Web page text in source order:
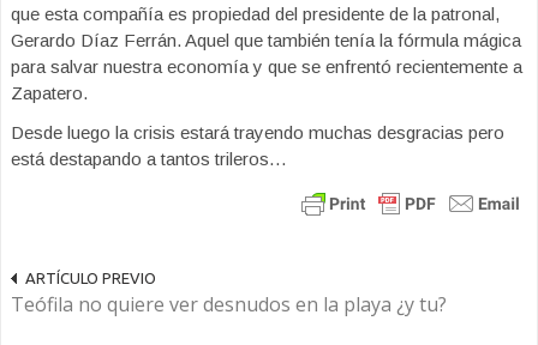
que esta compañía es propiedad del presidente de la patronal,
Gerardo Díaz Ferrán. Aquel que también tenía la fórmula mágica
para salvar nuestra economía y que se enfrentó recientemente a
Zapatero.
Desde luego la crisis estará trayendo muchas desgracias pero
está destapando a tantos trileros…
ARTÍCULO PREVIO
Teófila no quiere ver desnudos en la playa ¿y tu?